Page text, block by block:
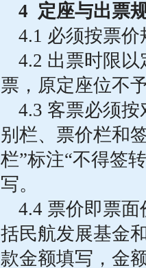
4 定座与出票
4.1 必须按票
4.2 出票时限
票，原定座位不
4.3 客票必须
别栏、票价栏和
栏”标注“不得签
写。
4.4 票价即票
括民航发展基金
款金额填写，金